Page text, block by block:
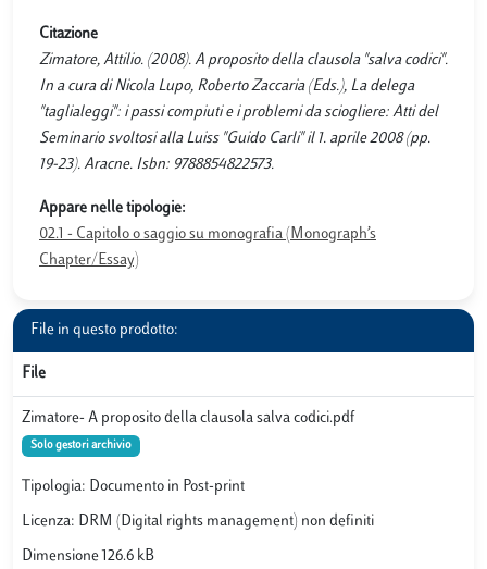
Citazione
Zimatore, Attilio. (2008). A proposito della clausola "salva codici".
In a cura di Nicola Lupo, Roberto Zaccaria (Eds.), La delega
"taglialeggi": i passi compiuti e i problemi da sciogliere: Atti del
Seminario svoltosi alla Luiss "Guido Carli" il 1. aprile 2008 (pp.
19-23). Aracne. Isbn: 9788854822573.
Appare nelle tipologie:
02.1 - Capitolo o saggio su monografia (Monograph’s
Chapter/Essay)
File in questo prodotto:
File
Zimatore- A proposito della clausola salva codici.pdf
Solo gestori archivio
Tipologia: Documento in Post-print
Licenza: DRM (Digital rights management) non definiti
Dimensione 126.6 kB